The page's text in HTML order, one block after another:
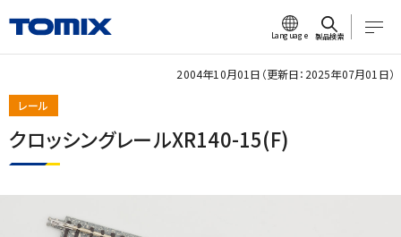
Language 製品検索
レール
クロッシングレールXR140-15(F)
2004年10月01日（更新日：2025年07月01日）